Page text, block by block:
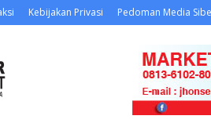
Kebijakan Privasi Pedoman Media